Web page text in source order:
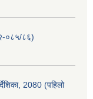
०८५/८६)
2080 (पहिलो